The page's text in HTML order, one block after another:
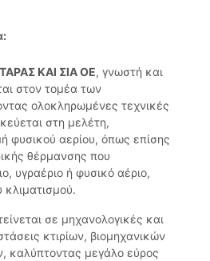
ΚΑΙ ΣΙΑ ΟΕ, γνωστή και
στον τομέα των
ολοκληρωμένες τεχνικές
στη μελέτη,
φυσικού αερίου, όπως επίσης
θέρμανσης που
υγραέριο ή φυσικό αέριο,
σε μηχανολογικές και
κτιρίων, βιομηχανικών
καλύπτοντας μεγάλο εύρος